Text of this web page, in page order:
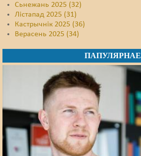
Сьнежань 2025 (32)
Лістапад 2025 (31)
Кастрычнік 2025 (36)
Верасень 2025 (34)
ПАПУЛЯРНАЕ